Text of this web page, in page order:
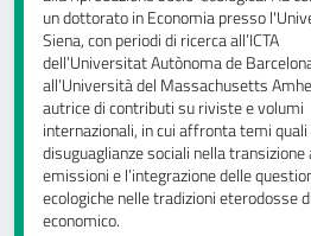
un dottorato in Economia presso
Siena, con periodi di ricerca all’ICTA
dell’Universitat Autònoma de
all’Università del Massachusetts
autrice di contributi su riviste e volumi
internazionali, in cui affronta temi
disuguaglianze sociali nella transizione
emissioni e l’integrazione delle
ecologiche nelle tradizioni eterodosse
economico.